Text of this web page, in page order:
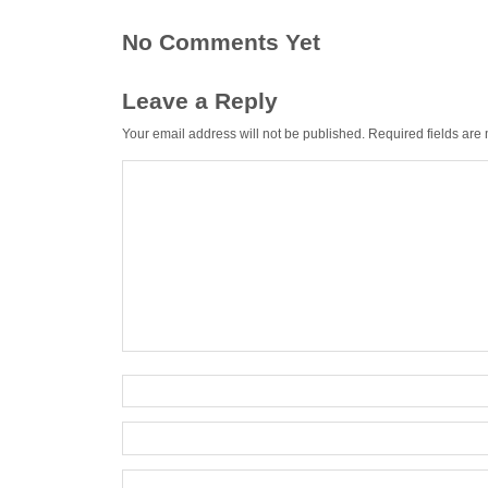
No Comments Yet
Leave a Reply
Your email address will not be published. Required fields are